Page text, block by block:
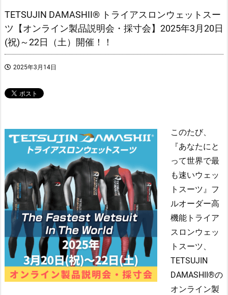
TETSUJIN DAMASHII® トライアスロンウェットスー
ツ【オンライン製品説明会・採寸会】2025年3月20日
(祝)～22日（土）開催！！
2025年3月14日
このたび、
『あなたにと
って世界で最
も速いウェッ
トスーツ』フ
ルオーダー高
機能トライア
スロンウェッ
トスーツ、
TETSUJIN
DAMASHII®の
オンライン製